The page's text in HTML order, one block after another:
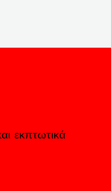
εκπτωτικά